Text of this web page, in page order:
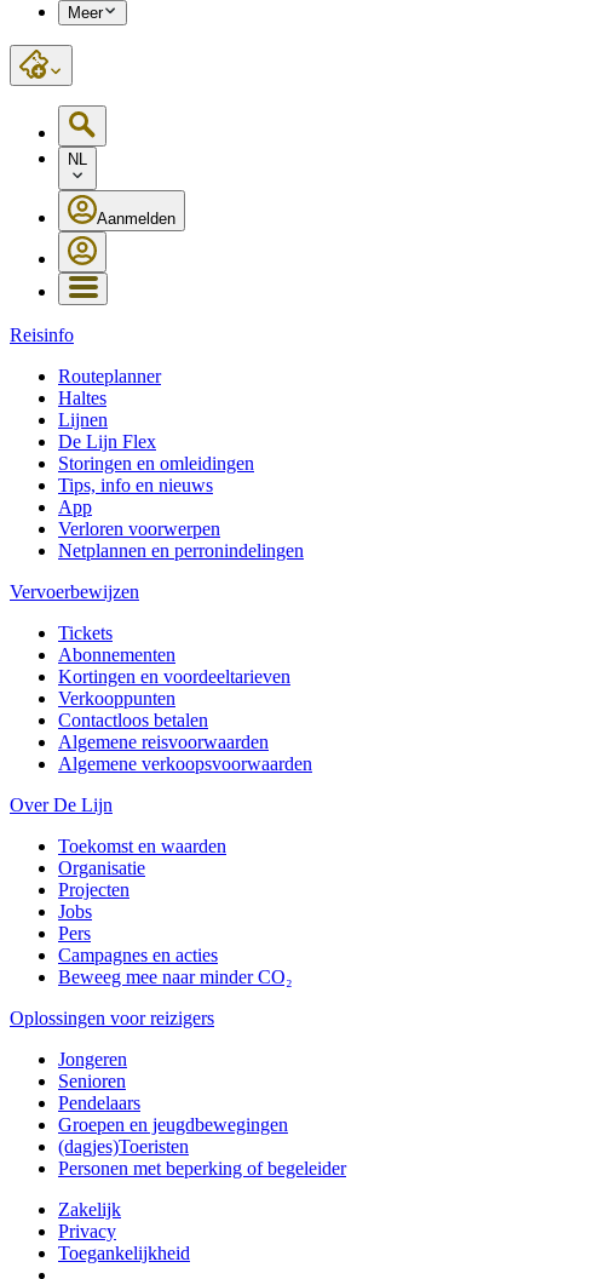
Meer
NL
Aanmelden
Reisinfo
Routeplanner
Haltes
Lijnen
De Lijn Flex
Storingen en omleidingen
Tips, info en nieuws
App
Verloren voorwerpen
Netplannen en perronindelingen
Vervoerbewijzen
Tickets
Abonnementen
Kortingen en voordeeltarieven
Verkooppunten
Contactloos betalen
Algemene reisvoorwaarden
Algemene verkoopsvoorwaarden
Over De Lijn
Toekomst en waarden
Organisatie
Projecten
Jobs
Pers
Campagnes en acties
Beweeg mee naar minder CO₂
Oplossingen voor reizigers
Jongeren
Senioren
Pendelaars
Groepen en jeugdbewegingen
(dagjes)Toeristen
Personen met beperking of begeleider
Zakelijk
Privacy
Toegankelijkheid